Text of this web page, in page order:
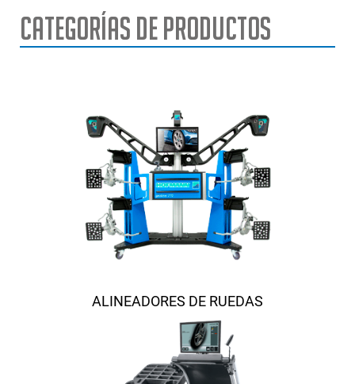
Categorías de Productos
ALINEADORES DE RUEDAS